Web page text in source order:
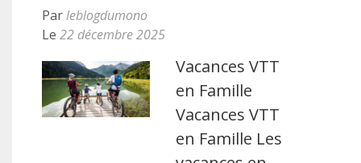
Parleblogdumono
Le 22 décembre 2025
Vacances VTT
en Famille
Vacances VTT
en Famille Les